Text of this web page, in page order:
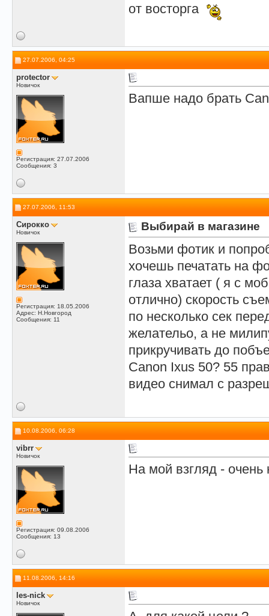
от восторга
27.07.2006, 04:25
protector
Новичок
Регистрация: 27.07.2006
Сообщения: 3
Вапше надо брать
27.07.2006, 11:53
Сирокко
Новичок
Регистрация: 18.05.2006
Адрес: Н.Новгород
Сообщения: 11
Выбирай в магазине
Возьми фотик и
хочешь печатать на
глаза хватает ( я с
отлично) скорость
по несколько сек
желательо, а не
прикручивать до
Canon Ixus 50? 55
видео снимал с
10.08.2006, 06:28
vibrr
Новичок
Регистрация: 09.08.2006
Сообщения: 13
На мой взгляд - очень
11.08.2006, 14:16
les-nick
Новичок